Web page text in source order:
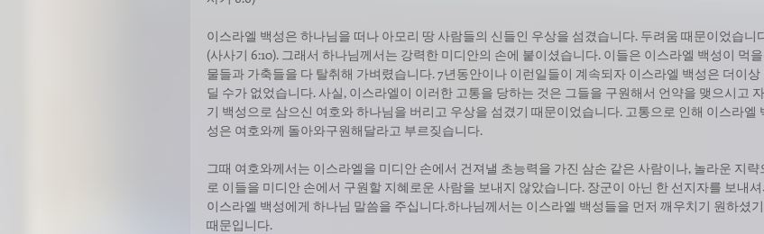
이스라엘 백성은 하나님을 떠나 아모리 땅 사람들의 신들인 우상을 섬겼습니다. 두려움 때문이었습니
(사사기 6:10). 그래서 하나님께서는 강력한 미디안의 손에 붙이셨습니다. 이들은 이스라엘 백성이 먹을
물들과 가축들을 다 탈취해 가벼렸습니다. 7년동안이나 이런일들이 계속되자 이스라엘 백성은 더이상
딜 수가 없었습니다. 사실, 이스라엘이 이러한 고통을 당하는 것은 그들을 구원해서 언약을 맺으시고 자
기 백성으로 삼으신 여호와 하나님을 버리고 우상을 섬겼기 때문이었습니다. 고통으로 인해 이스라엘
성은 여호와께 돌아와구원해달라고 부르짖습니다.
그때 여호와께서는 이스라엘을 미디안 손에서 건져낼 초능력을 가진 삼손 같은 사람이나, 놀라운 지략
로 이들을 미디안 손에서 구원할 지혜로운 사람을 보내지 않았습니다. 장군이 아닌 한 선지자를 보내셔
이스라엘 백성에게 하나님 말씀을 주십니다.하나님께서는 이스라엘 백성들을 먼저 깨우치기 원하셨기
때문입니다.